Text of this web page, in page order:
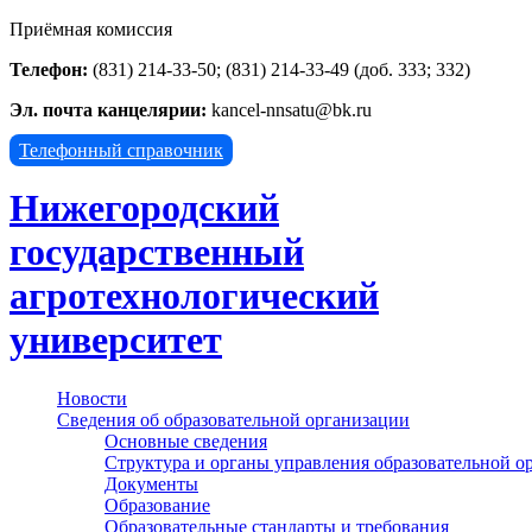
Приёмная комиссия
Телефон: (831) 214-33-50; (831) 214-33-49 (доб. 333; 332)
Эл. почта канцелярии: kancel-nnsatu@bk.ru
Телефонный справочник
Нижегородский
государственный
агротехнологический
университет
Новости
Сведения об образовательной организации
Основные сведения
Структура и органы управления образовательной
Документы
Образование
Образовательные стандарты и требования